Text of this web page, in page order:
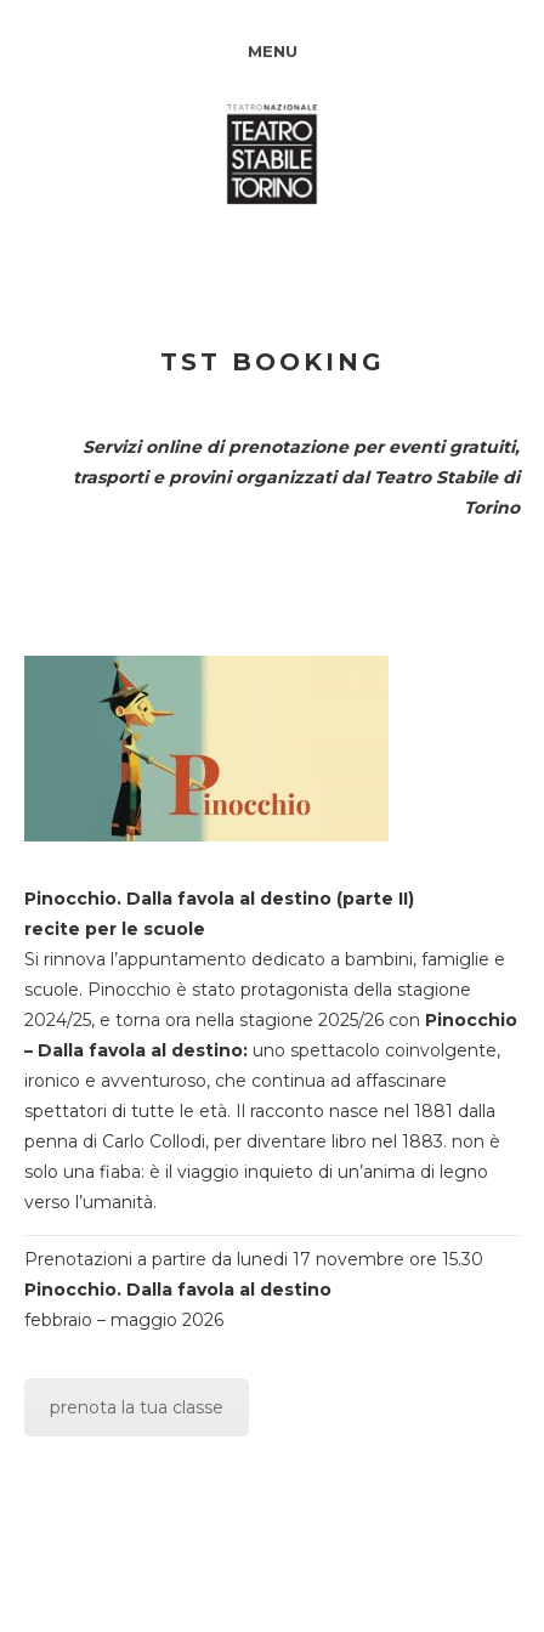
MENU
TST BOOKING
Servizi online di prenotazione per eventi gratuiti,
trasporti e provini organizzati dal Teatro Stabile di
Torino
Pinocchio. Dalla favola al destino (parte II)
recite per le scuole
Si rinnova l’appuntamento dedicato a bambini, famiglie e
scuole. Pinocchio è stato protagonista della stagione
2024/25, e torna ora nella stagione 2025/26 con Pinocchio
– Dalla favola al destino: uno spettacolo coinvolgente,
ironico e avventuroso, che continua ad affascinare
spettatori di tutte le età. Il racconto nasce nel 1881 dalla
penna di Carlo Collodi, per diventare libro nel 1883. non è
solo una fiaba: è il viaggio inquieto di un’anima di legno
verso l’umanità.
Prenotazioni a partire da lunedi 17 novembre ore 15.30
Pinocchio. Dalla favola al destino
febbraio – maggio 2026
prenota la tua classe